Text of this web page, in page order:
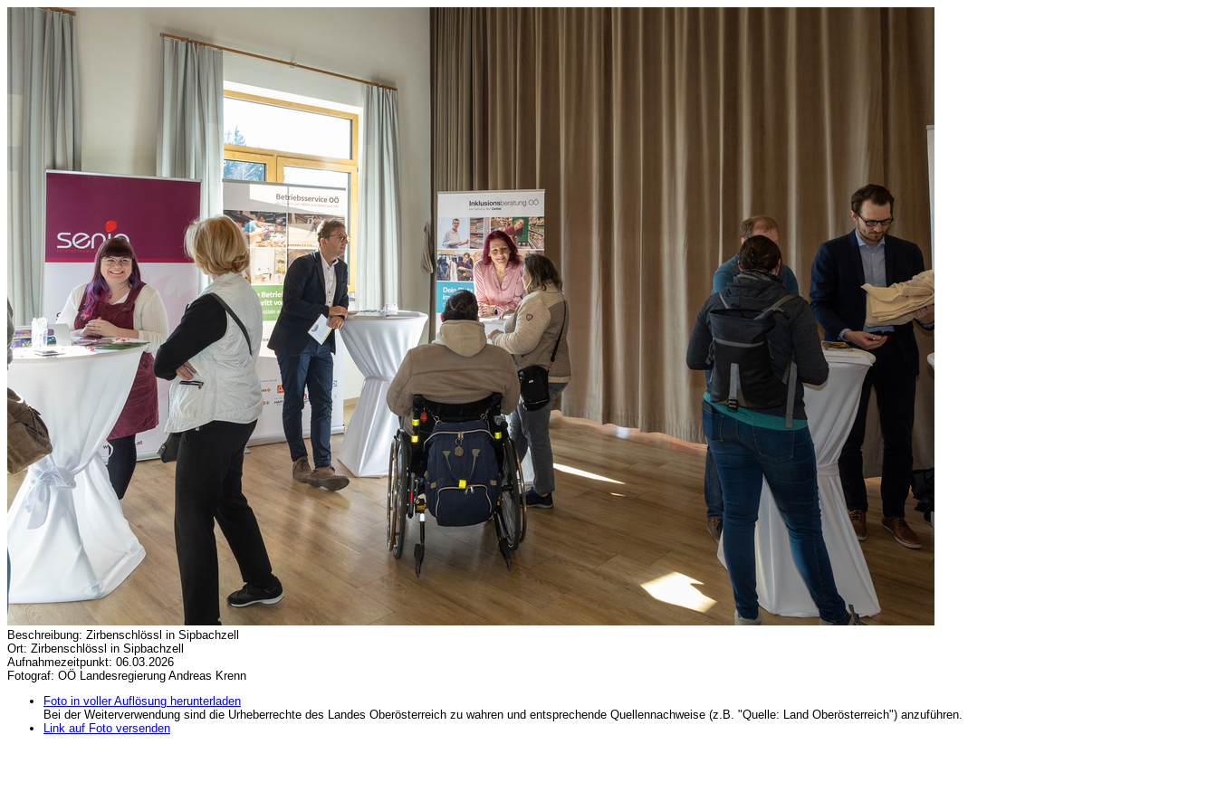
Beschreibung: Zirbenschlössl in Sipbachzell
Ort: Zirbenschlössl in Sipbachzell
Aufnahmezeitpunkt: 06.03.2026
Fotograf: OÖ Landesregierung Andreas Krenn
Foto in voller Auflösung herunterladen
Bei der Weiterverwendung sind die Urheberrechte des Landes Oberösterreich zu wahren und entsprechende Quellennachweise (z.B. "Quelle: Land Oberösterreich") anzuführen.
Link auf Foto versenden